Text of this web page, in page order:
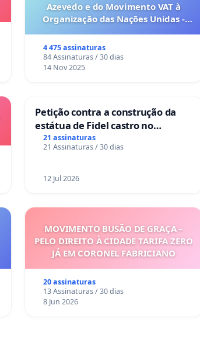
Azevedo e do Movimento VAT à
Organização das Nações Unidas -
6x1 enquanto o lobby empresarial
compra a omissão do Congresso.
4 475 assinaturas
84 Assinaturas / 30 dias
14 Nov 2025
Petição contra a construção da
estátua de Fidel castro no
mirante do Caju
21 assinaturas
21 Assinaturas / 30 dias
12 Jul 2026
MOVIMENTO BUSÃO DE GRAÇA –
PELO DIREITO À CIDADE TARIFA ZERO
JÁ EM CORONEL FABRICIANO
20 assinaturas
13 Assinaturas / 30 dias
8 Jun 2026